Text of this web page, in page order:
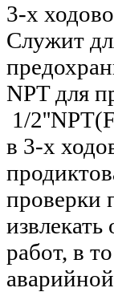
3-х
Служит
NPT для
1/
в 3-х
проверки
работ, в